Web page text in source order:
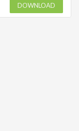
DOWNLOAD